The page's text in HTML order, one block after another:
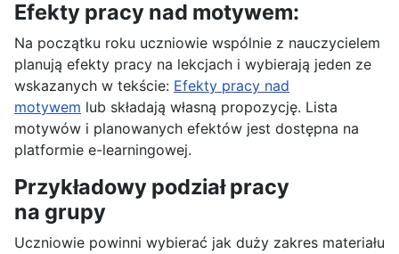
Efekty pracy nad motywem:
Na początku roku uczniowie wspólnie z nauczycielem
planują efekty pracy na lekcjach i wybierają jeden ze
wskazanych w tekście: Efekty pracy nad
motywem lub składają własną propozycję. Lista
motywów i planowanych efektów jest dostępna na
platformie e-learningowej.
Przykładowy podział pracy
na grupy
Uczniowie powinni wybierać jak duży zakres materiału